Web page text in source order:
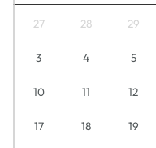
27 28 29
3 4 5
10 11 12
17 18 19